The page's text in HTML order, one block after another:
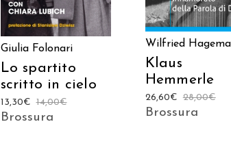
Giulia Folonari
Lo spartito
scritto in cielo
14,00€
13,30€
Brossura
Wilfried
Klaus
Hemmerle
28,00€
26,60€
Brossura